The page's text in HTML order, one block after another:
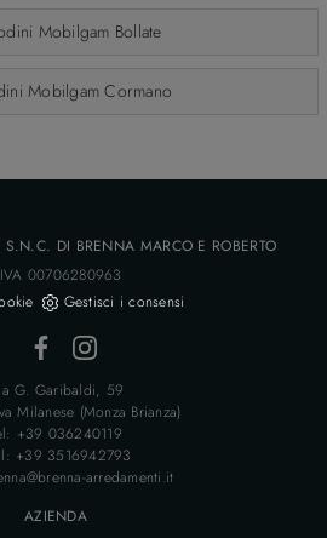
Mobilgam Bollate
Mobilgam Cormano
S.N.C. DI BRENNA MARCO E ROBERTO
00706280963
Gestisci i consensi
G. Garibaldi, 59
Milanese (Monza Brianza)
+39 036240119
+39 3516942793
arredamenti.it
AZIENDA